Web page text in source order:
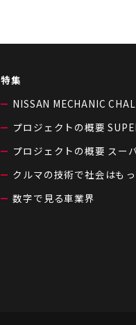
特集
NISSAN MECHANIC
プロジェクトの概要
プロジェクトの概要 スー
クルマの技術で社会はも
数字で見る車業界